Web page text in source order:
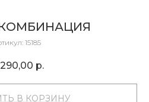
15185
р.
В КОРЗИНУ